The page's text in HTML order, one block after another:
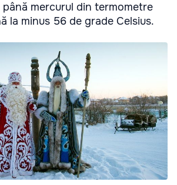
până mercurul din termometre
la minus 56 de grade Celsius.